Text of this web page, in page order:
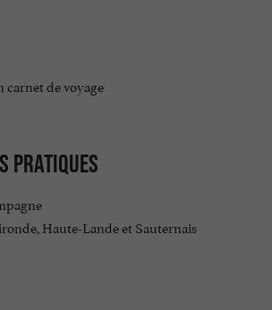
carnet de voyage
pratiques
Haute-Lande et Sauternais